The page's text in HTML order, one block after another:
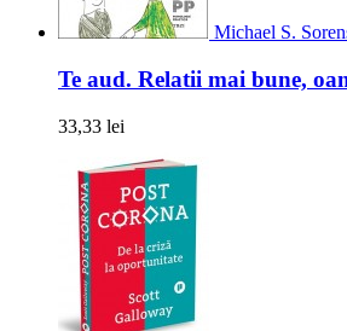
Michael S.
Te aud. Relatii mai bune,
33,33 lei